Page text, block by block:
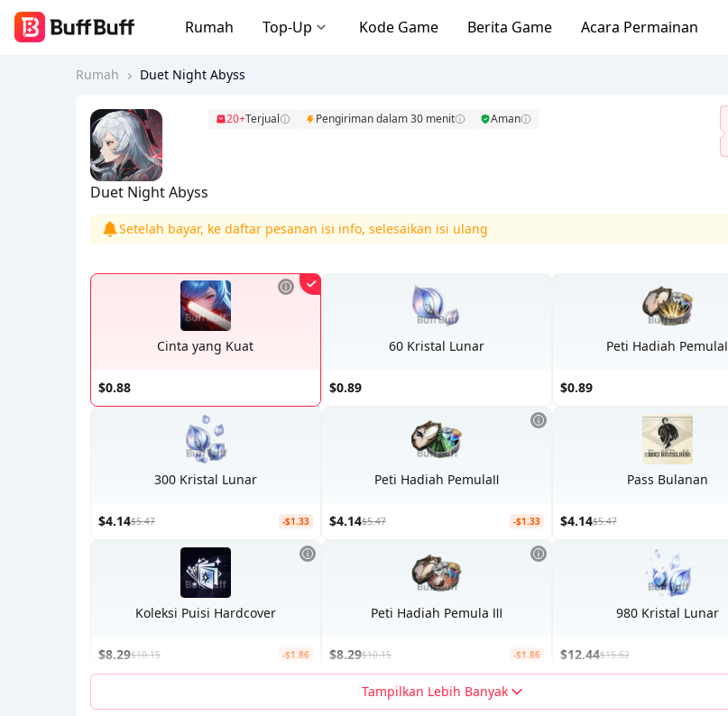
Rumah Top-Up Kode Game Berita Game Acara Permainan
Rumah Duet Night Abyss
Duet Night Abyss
20+Terjual Pengiriman dalam 30 menit Aman
Setelah bayar, ke daftar pesanan isi info, selesaikan isi ulang
Cinta yang Kuat
$0.88
60 Kristal Lunar
$0.89
Peti Hadiah PemulaⅠ
$0.89
300 Kristal Lunar
$4.14$5.47 -$1.33
Peti Hadiah PemulaⅡ
$4.14$5.47 -$1.33
Pass Bulanan
$4.14$5.47
Koleksi Puisi Hardcover
$8.29$10.15 -$1.86
Peti Hadiah Pemula Ⅲ
$8.29$10.15 -$1.86
980 Kristal Lunar
$12.44$15.62
Tampilkan Lebih Banyak